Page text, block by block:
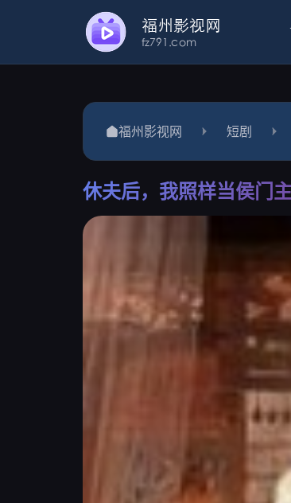
福州影视网 短剧
休夫后，我照样当侯门